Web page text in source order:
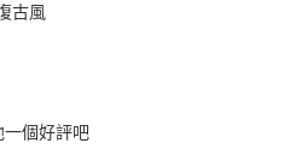
古風
個好評吧